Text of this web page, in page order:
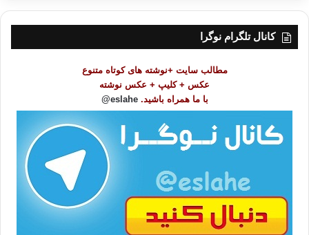
کانال تلگرام نوگرا
مطالب سایت +نوشته های کوتاه متنوع
عکس + کلیپ + عکس نوشته
با ما همراه باشید. eslahe@